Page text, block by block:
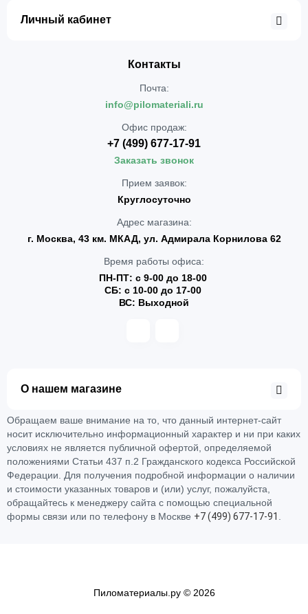
Личный кабинет
Контакты
Почта:
info@pilomateriali.ru
Офис продаж:
+7 (499) 677-17-91
Заказать звонок
Прием заявок:
Круглосуточно
Адрес магазина:
г. Москва, 43 км. МКАД, ул. Адмирала Корнилова 62
Время работы офиса:
ПН-ПТ: с 9-00 до 18-00
СБ: с 10-00 до 17-00
ВС: Выходной
О нашем магазине
Обращаем ваше внимание на то, что данный интернет-сайт
носит исключительно информационный характер и ни при каких
условиях не является публичной офертой, определяемой
положениями Статьи 437 п.2 Гражданского кодекса Российской
Федерации. Для получения подробной информации о наличии
и стоимости указанных товаров и (или) услуг, пожалуйста,
обращайтесь к менеджеру сайта с помощью специальной
формы связи или по телефону в Москве +7 (499) 677-1 7-91
Пиломатериалы.ру © 2026